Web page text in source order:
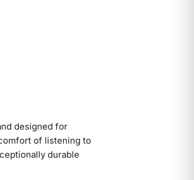
designed for
of listening to
durable